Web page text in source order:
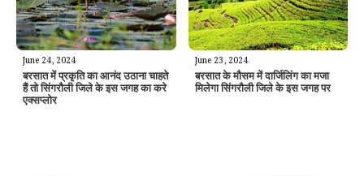
June 24, 2024
बरसात में प्रकृति का आनंद उठाना चाहते
हैं तो सिंगरौली जिले के इस जगह का करे
एक्सप्लोर
June 23, 2024
बरसात के मौसम में दार्जिलिंग का मजा
मिलेगा सिंगरौली जिले के इस जगह पर